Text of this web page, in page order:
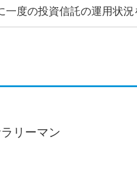
一度の投資信託の運用状況
リーマン